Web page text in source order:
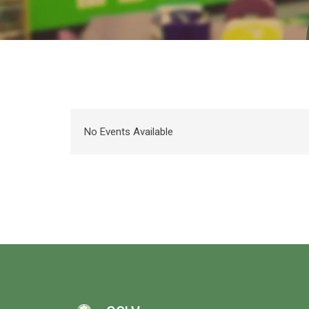
No Events Available